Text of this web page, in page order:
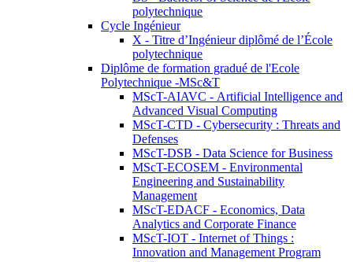
polytechnique
Cycle Ingénieur
X - Titre d’Ingénieur diplômé de l’École
polytechnique
Diplôme de formation gradué de l'Ecole
Polytechnique -MSc&T
MScT-AIAVC - Artificial Intelligence and
Advanced Visual Computing
MScT-CTD - Cybersecurity : Threats and
Defenses
MScT-DSB - Data Science for Business
MScT-ECOSEM - Environmental
Engineering and Sustainability
Management
MScT-EDACF - Economics, Data
Analytics and Corporate Finance
MScT-IOT - Internet of Things :
Innovation and Management Program